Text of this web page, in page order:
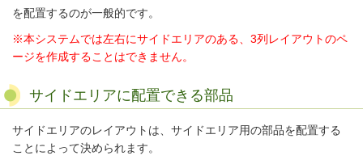
を配置するのが一般的です。
※本システムでは左右にサイドエリアのある、3列レイアウトのペ
ージを作成することはできません。
サイドエリアに配置できる部品
サイドエリアのレイアウトは、サイドエリア用の部品を配置する
ことによって決められます。